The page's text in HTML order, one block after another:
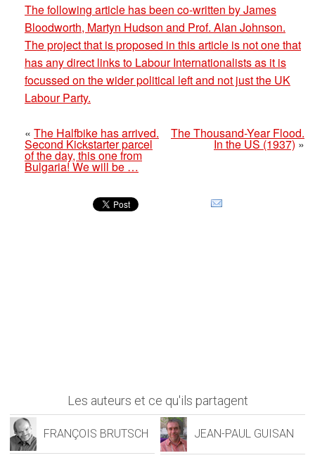
The following article has been co-written by James
Bloodworth, Martyn Hudson and Prof. Alan Johnson.
The project that is proposed in this article is not one that
has any direct links to Labour Internationalists as it is
focussed on the wider political left and not just the UK
Labour Party.
« The Halfbike has arrived.
Second Kickstarter parcel
of the day, this one from
Bulgaria! We will be …
The Thousand-Year Flood.
In the US (1937)»
Les auteurs et ce qu'ils partagent
FRANÇOIS BRUTSCH JEAN-PAUL GUISAN